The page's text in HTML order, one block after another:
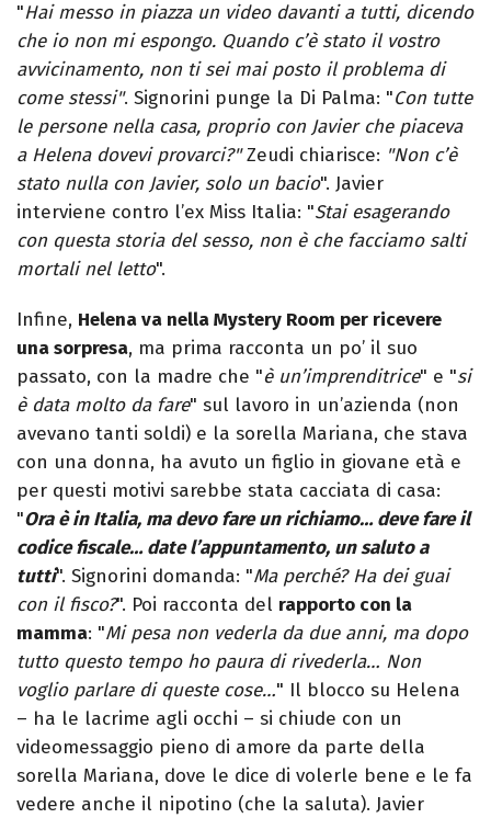
"Hai messo in piazza un video davanti a tutti, dicendo
che io non mi espongo. Quando c’è stato il vostro
avvicinamento, non ti sei mai posto il problema di
come stessi". Signorini punge la Di Palma: "Con tutte
le persone nella casa, proprio con Javier che piaceva
a Helena dovevi provarci?"Zeudi chiarisce: "Non c’è
stato nulla con Javier, solo un bacio". Javier
interviene contro l’ex Miss Italia: "Stai esagerando
con questa storia del sesso, non è che facciamo salti
mortali nel letto".
Infine, Helena va nella Mystery Room per ricevere
una sorpresa, ma prima racconta un po’ il suo
passato, con la madre che "è un’imprenditrice" e "si
è data molto da fare" sul lavoro in un’azienda (non
avevano tanti soldi) e la sorella Mariana, che stava
con una donna, ha avuto un figlio in giovane età e
per questi motivi sarebbe stata cacciata di casa:
"Ora è in Italia, ma devo fare un richiamo… deve fare il
codice fiscale… date l’appuntamento, un saluto a
tutti". Signorini domanda: "Ma perché? Ha dei guai
con il fisco?". Poi racconta del rapporto con la
mamma: "Mi pesa non vederla da due anni, ma dopo
tutto questo tempo ho paura di rivederla… Non
voglio parlare di queste cose…" Il blocco su Helena
– ha le lacrime agli occhi – si chiude con un
videomessaggio pieno di amore da parte della
sorella Mariana, dove le dice di volerle bene e le fa
vedere anche il nipotino (che la saluta). Javier